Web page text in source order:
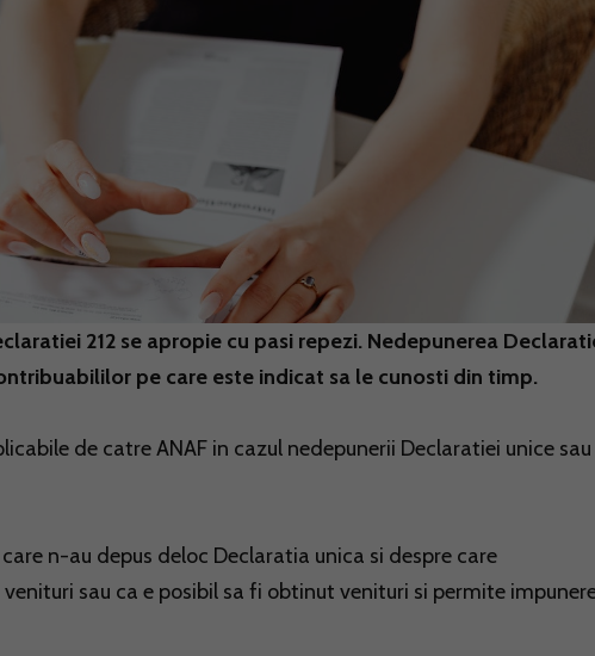
212 se apropie cu pasi repezi. Nedepunerea
pe care este indicat sa le cunosti din timp.
de catre ANAF in cazul nedepunerii Declaratiei unice sau
n-au depus deloc Declaratia unica si despre care
sau ca e posibil sa fi obtinut venituri si permite